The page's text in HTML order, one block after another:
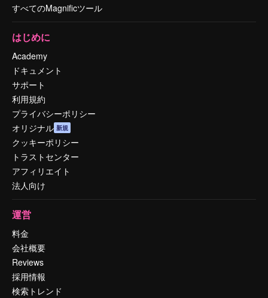
すべてのMagnificツール
はじめに
Academy
ドキュメント
サポート
利用規約
プライバシーポリシー
オリジナル 新規
クッキーポリシー
トラストセンター
アフィリエイト
法人向け
運営
料金
会社概要
Reviews
採用情報
検索トレンド